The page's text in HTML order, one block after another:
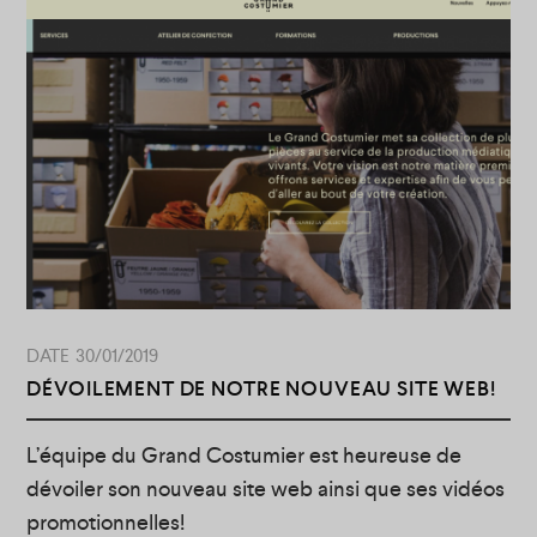
30/01/2019
DÉVOILEMENT DE NOTRE NOUVEAU SITE WEB!
L’équipe du Grand Costumier est heureuse de
dévoiler son nouveau site web ainsi que ses vidéos
promotionnelles!